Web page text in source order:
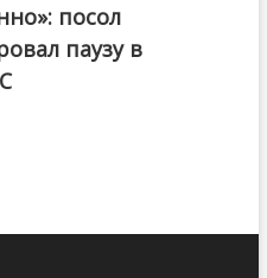
посол
паузу в